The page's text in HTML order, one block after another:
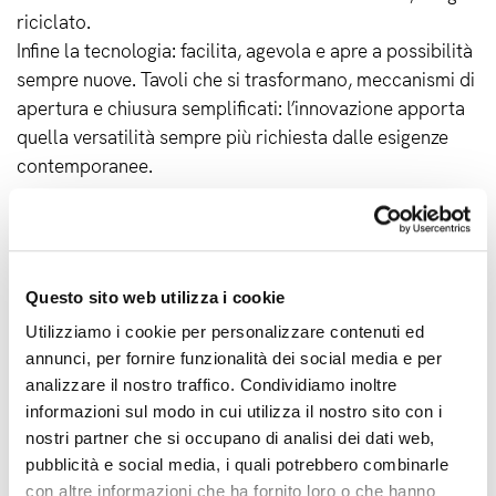
Questo sito web utilizza i cookie
Utilizziamo i cookie per personalizzare contenuti ed
annunci, per fornire funzionalità dei social media e per
analizzare il nostro traffico. Condividiamo inoltre
informazioni sul modo in cui utilizza il nostro sito con i
nostri partner che si occupano di analisi dei dati web,
pubblicità e social media, i quali potrebbero combinarle
con altre informazioni che ha fornito loro o che hanno
riciclato.
Infine la tecnologia: facilita, agevola e apre a possibilità
sempre nuove. Tavoli che si trasformano, meccanismi di
apertura e chiusura semplificati: l’innovazione apporta
quella versatilità sempre più richiesta dalle esigenze
contemporanee.
La prima sezione del nuovo catalogo Home Collection
2024 è organizzata in mood e atmosfere: sette stili
differenti. Sette mondi che contengono le ispirazioni
delle tendenze attuali o ne evocano altre legate a
epoche più lontane nel tempo, consentendo di
individuare con facilità il mood più vicino alla propria
idea di arredo.
Nella seconda parte del catalogo il cliente viene